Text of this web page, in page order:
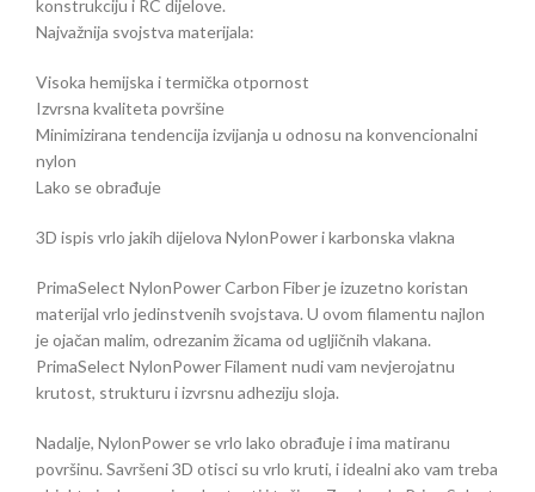
konstrukciju i RC dijelove.
Najvažnija svojstva materijala:
Visoka hemijska i termička otpornost
Izvrsna kvaliteta površine
Minimizirana tendencija izvijanja u odnosu na konvencionalni
nylon
Lako se obrađuje
3D ispis vrlo jakih dijelova NylonPower i karbonska vlakna
PrimaSelect NylonPower Carbon Fiber je izuzetno koristan
materijal vrlo jedinstvenih svojstava. U ovom filamentu najlon
je ojačan malim, odrezanim žicama od ugljičnih vlakana.
PrimaSelect NylonPower Filament nudi vam nevjerojatnu
krutost, strukturu i izvrsnu adheziju sloja.
Nadalje, NylonPower se vrlo lako obrađuje i ima matiranu
površinu. Savršeni 3D otisci su vrlo kruti, i idealni ako vam treba